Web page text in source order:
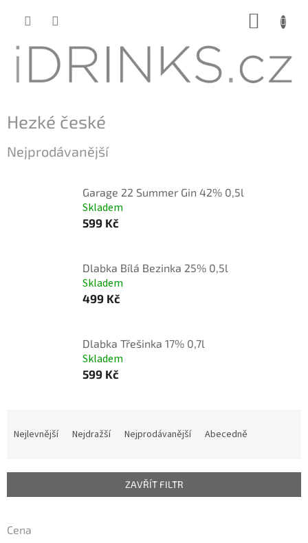
Hezké české
Nejprodávanější
Garage 22 Summer Gin 42% 0,5l
Skladem
599 Kč
Dlabka Bílá Bezinka 25% 0,5l
Skladem
499 Kč
Dlabka Třešinka 17% 0,7l
Skladem
599 Kč
n
r
o
Nejlevnější Nejdražší Nejprodávanější Abecedně
ZAVŘÍT FILTR
Cena